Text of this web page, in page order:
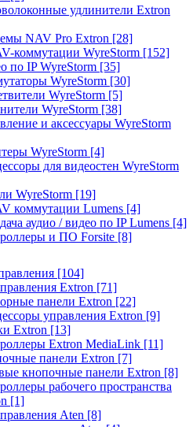
удлинители Extron
NAV Pro Extron [28]
коммутации WyreStorm [152]
по IP WyreStorm [35]
WyreStorm [30]
WyreStorm [5]
WyreStorm [38]
и аксессуары WyreStorm
WyreStorm [4]
для видеостен WyreStorm
WyreStorm [19]
коммутации Lumens [4]
аудио / видео по IP Lumens [4]
и ПО Forsite [8]
[104]
Extron [71]
панели Extron [22]
управления Extron [9]
Extron [13]
Extron MediaLink [11]
панели Extron [7]
кнопочные панели Extron [8]
рабочего пространства
[1]
Aten [8]